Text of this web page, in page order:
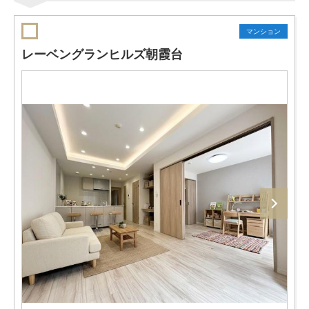
マンション
レーベングランヒルズ朝霞台